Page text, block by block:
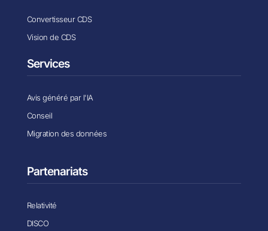
Convertisseur CDS
Vision de CDS
Services
Avis généré par l'IA
Conseil
Migration des données
Partenariats
Relativité
DISCO